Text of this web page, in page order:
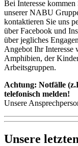
Bei Interesse
unserer NABU
kontaktieren Sie uns
über Facebook und
über jegliches
Angebot Ihr Interesse
Amphibien, der
Arbeitsgruppen.
Achtung: Notfälle
telefonisch melden!
Unsere
Unsere